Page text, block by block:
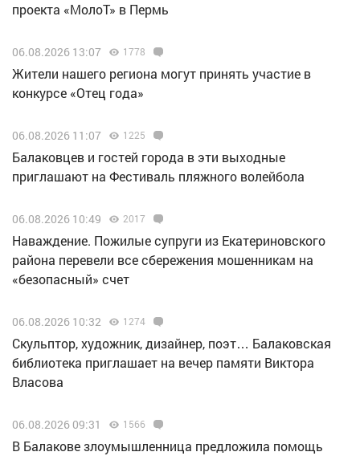
проекта «МолоТ» в Пермь
06.08.2026 13:07 1778
Жители нашего региона могут принять участие в
конкурсе «Отец года»
06.08.2026 11:07 1225
Балаковцев и гостей города в эти выходные
приглашают на Фестиваль пляжного волейбола
06.08.2026 10:49 2017
Наваждение. Пожилые супруги из Екатериновского
района перевели все сбережения мошенникам на
«безопасный» счет
06.08.2026 10:32 1274
Скульптор, художник, дизайнер, поэт… Балаковская
библиотека приглашает на вечер памяти Виктора
Власова
06.08.2026 09:31 1566
В Балакове злоумышленница предложила помощь